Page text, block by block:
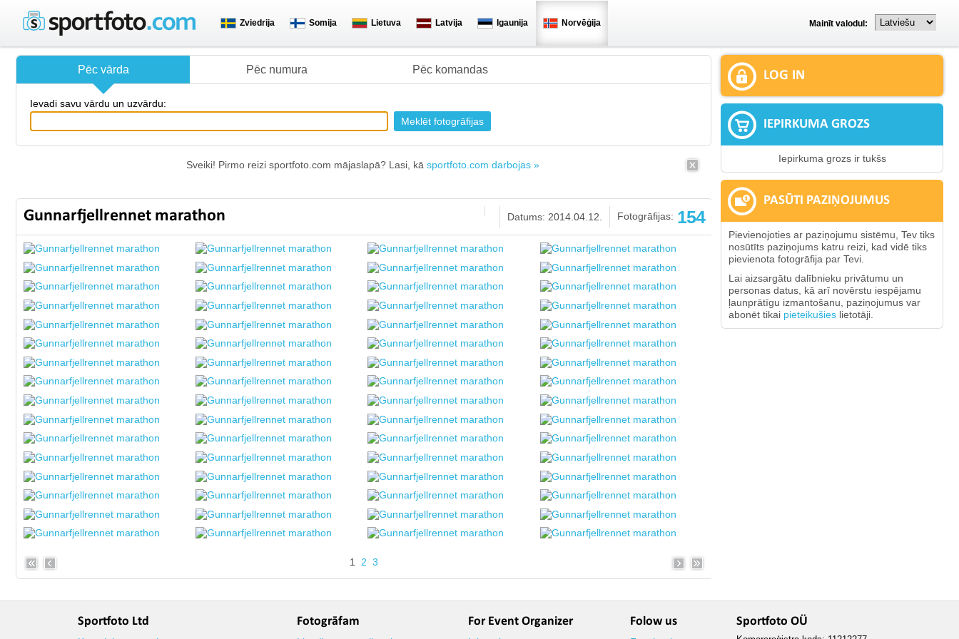
Zviedrija Somija Lietuva Latvija Igaunija Norvēģija Mainīt valodul:
Pēc vārda Pēc numura Pēc komandas
Ievadi savu vārdu un uzvārdu:
Sveiki! Pirmo reizi sportfoto.com mājaslapā? Lasi, kā sportfoto.com darbojas »
Gunnarfjellrennet marathon Fotogrāfijas: 154
Datums: 2014.04.12.
1 2 3
LOG IN
IEPIRKUMA GROZS
Iepirkuma grozs ir tukšs
PASŪTI PAZIŅOJUMUS
Pievienojoties ar paziņojumu sistēmu, Tev tiks
nosūtīts paziņojums katru reizi, kad vidē tiks
pievienota fotogrāfija par Tevi.
Lai aizsargātu dalībnieku privātumu un
personas datus, kā arī novērstu iespējamu
ļaunprātīgu izmantošanu, paziņojumus var
abonēt tikai pieteikušies lietotāji.
Sportfoto Ltd Fotogrāfam For Event Organizer Folow us Sportfoto OÜ